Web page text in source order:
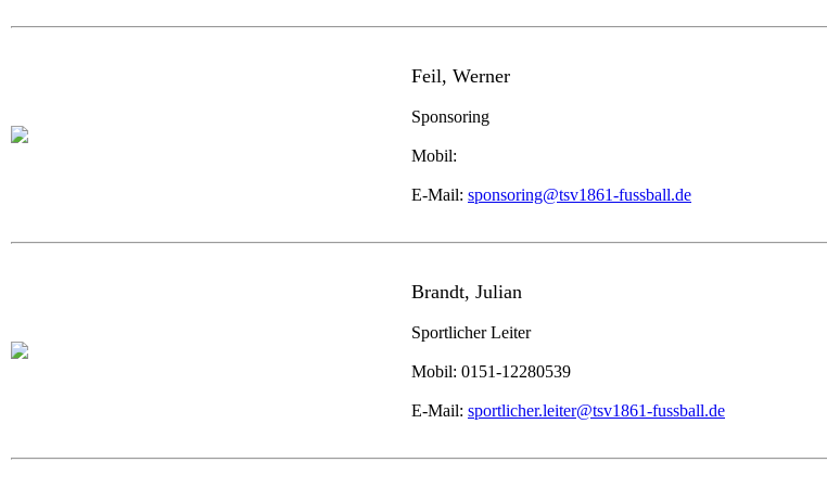
Feil, Werner
Sponsoring
Mobil:
E-Mail: sponsoring@tsv1861-fussball.de
Brandt, Julian
Sportlicher Leiter
Mobil: 0151-12280539
E-Mail: sportlicher.leiter@tsv1861-fussball.de